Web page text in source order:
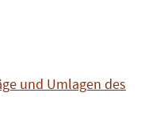
und Umlagen des